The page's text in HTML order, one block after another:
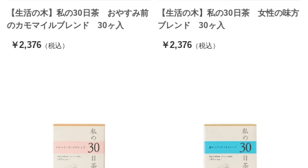
【生活の木】私の30日茶 おやすみ前
のカモマイルブレンド 30ヶ入
￥2,376 （税込）
【生活の木】私の30日茶 女性の味方
ブレンド 30ヶ入
￥2,376 （税込）